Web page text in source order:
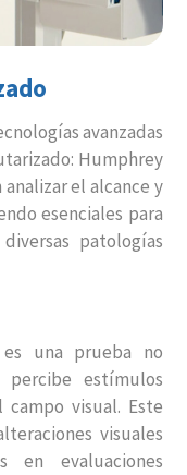
avanzadas
Humphrey
el alcance y
esenciales para
patologías
una prueba no
estímulos
visual. Este
visuales
evaluaciones